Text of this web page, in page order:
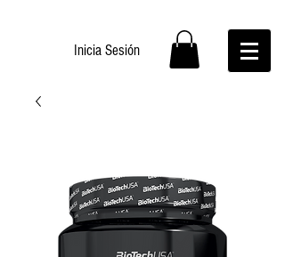
Inicia Sesión